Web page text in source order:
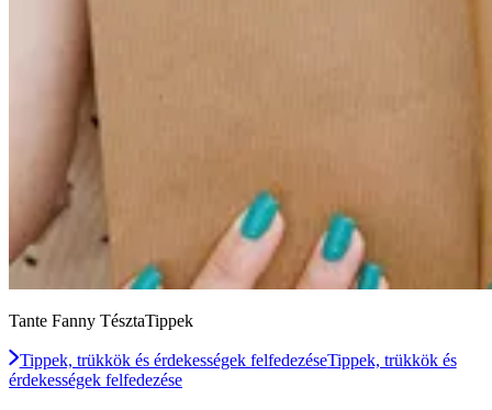
Tante Fanny TésztaTippek
Tippek, trükkök és érdekességek felfedezéseTippek, trükkök és
érdekességek felfedezése